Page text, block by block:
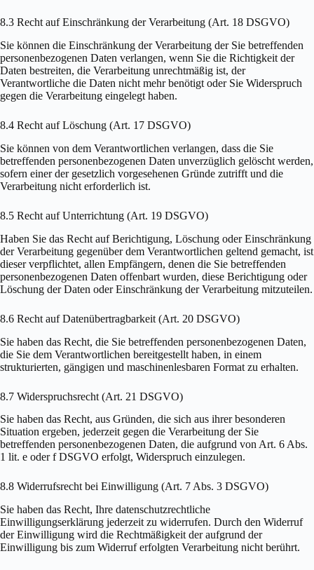
8.3 Recht auf Einschränkung der Verarbeitung (Art. 18 DSGVO)
Sie können die Einschränkung der Verarbeitung der Sie betreffenden
personenbezogenen Daten verlangen, wenn Sie die Richtigkeit der
Daten bestreiten, die Verarbeitung unrechtmäßig ist, der
Verantwortliche die Daten nicht mehr benötigt oder Sie Widerspruch
gegen die Verarbeitung eingelegt haben.
8.4 Recht auf Löschung (Art. 17 DSGVO)
Sie können von dem Verantwortlichen verlangen, dass die Sie
betreffenden personenbezogenen Daten unverzüglich gelöscht werden,
sofern einer der gesetzlich vorgesehenen Gründe zutrifft und die
Verarbeitung nicht erforderlich ist.
8.5 Recht auf Unterrichtung (Art. 19 DSGVO)
Haben Sie das Recht auf Berichtigung, Löschung oder Einschränkung
der Verarbeitung gegenüber dem Verantwortlichen geltend gemacht, ist
dieser verpflichtet, allen Empfängern, denen die Sie betreffenden
personenbezogenen Daten offenbart wurden, diese Berichtigung oder
Löschung der Daten oder Einschränkung der Verarbeitung mitzuteilen.
8.6 Recht auf Datenübertragbarkeit (Art. 20 DSGVO)
Sie haben das Recht, die Sie betreffenden personenbezogenen Daten,
die Sie dem Verantwortlichen bereitgestellt haben, in einem
strukturierten, gängigen und maschinenlesbaren Format zu erhalten.
8.7 Widerspruchsrecht (Art. 21 DSGVO)
Sie haben das Recht, aus Gründen, die sich aus ihrer besonderen
Situation ergeben, jederzeit gegen die Verarbeitung der Sie
betreffenden personenbezogenen Daten, die aufgrund von Art. 6 Abs.
1 lit. e oder f DSGVO erfolgt, Widerspruch einzulegen.
8.8 Widerrufsrecht bei Einwilligung (Art. 7 Abs. 3 DSGVO)
Sie haben das Recht, Ihre datenschutzrechtliche
Einwilligungserklärung jederzeit zu widerrufen. Durch den Widerruf
der Einwilligung wird die Rechtmäßigkeit der aufgrund der
Einwilligung bis zum Widerruf erfolgten Verarbeitung nicht berührt.